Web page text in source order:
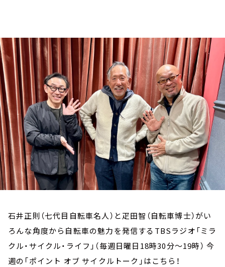
イベント・グッズ
YouTube
会社情報
石井正則（七代目自転車名人）と疋田智（自転車博士）がい
ろんな角度から自転車の魅力を発信するTBSラジオ「ミラ
クル・サイクル・ライフ」（毎週日曜日18時30分～19時） 今
週の「ポイント オブ サイクルトーク」はこちら！